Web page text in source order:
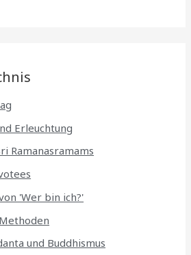
Erleuchtung
Ramanasramams
'Wer bin ich?'
und Buddhismus